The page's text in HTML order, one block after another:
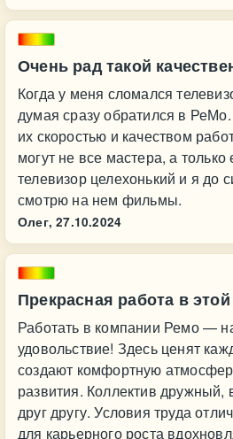
Очень рад такой
Когда у меня сломался
думая сразу обратился в
их скоростью и качеством
могут не все мастера, а
телевизор целехонький и я до
смотрю на нем фильмы.
Олег, 27.10.2024
Прекрасная работа в
Работать в компании Ремо —
удовольствие! Здесь ценят
создают комфортную
развития. Коллектив дружный,
друг другу. Условия труда
для карьерного роста